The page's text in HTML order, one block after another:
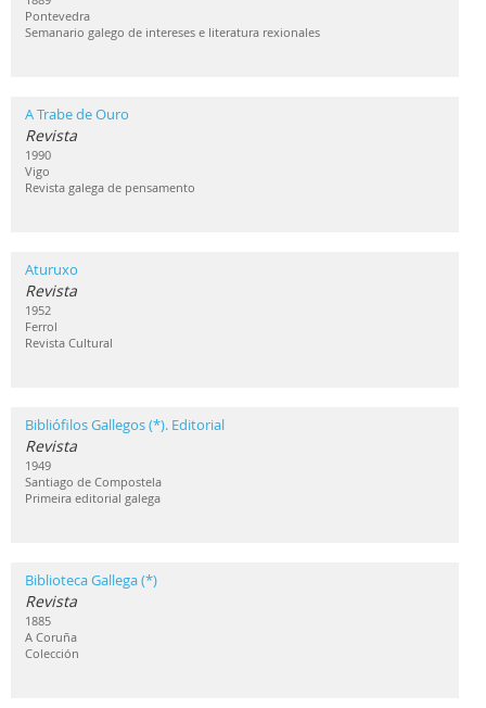
Pontevedra
Semanario galego de intereses e literatura rexionales
A Trabe de Ouro
Revista
1990
Vigo
Revista galega de pensamento
Aturuxo
Revista
1952
Ferrol
Revista Cultural
Bibliófilos Gallegos (*). Editorial
Revista
1949
Santiago de Compostela
Primeira editorial galega
Biblioteca Gallega (*)
Revista
1885
A Coruña
Colección